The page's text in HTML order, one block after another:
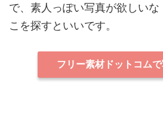
で、素人っぽい写真が欲しいな
こを探すといいです。
フリー素材ドットコム